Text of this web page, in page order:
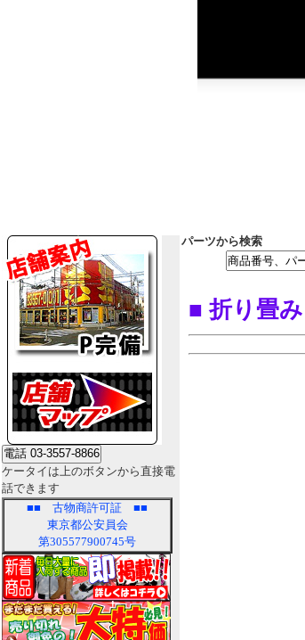
ケータイは上のボタンから直接電
話できます
■■ 古物商許可証 ■■
東京都公安員会
第305577900745号
パーツから検索
■ 折り畳